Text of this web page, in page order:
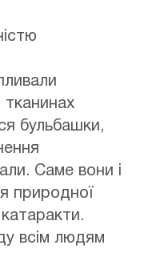
тканинах
бульбашки,
Саме вони і
природної
всім людям